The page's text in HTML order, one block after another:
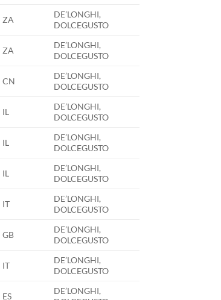
ZA
DE’LONGHI,
DOLCEGUSTO
ZA
DE’LONGHI,
DOLCEGUSTO
CN
DE’LONGHI,
DOLCEGUSTO
IL
DE’LONGHI,
DOLCEGUSTO
IL
DE’LONGHI,
DOLCEGUSTO
IL
DE’LONGHI,
DOLCEGUSTO
IT
DE’LONGHI,
DOLCEGUSTO
GB
DE’LONGHI,
DOLCEGUSTO
IT
DE’LONGHI,
DOLCEGUSTO
ES
DE’LONGHI,